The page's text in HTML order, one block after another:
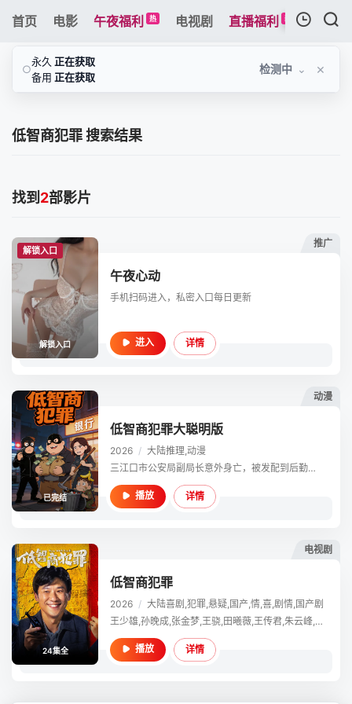
首页 电影 午夜福利 热 电视剧 直播福利 新 综艺
○
永久 正在获取
备用 正在获取
检测中 ⌄ ×
低智商犯罪 搜索结果
找到 2部影片
推广
解锁入口
解锁入口
午夜心动
手机扫码进入，私密入口每日更新
进入 详情
动漫
已完结
低智商犯罪大聪明版
2026 / 大陆推理,动漫
三江口市公安局副局长意外身亡，被发配到后勤多年的刑警张一昂临危受命查案，搭档新人女警李茜。这位人称“锦鲤神探”的佛系警官，破案不靠推理全凭运气，偏偏卷入了笨贼天团乌龙百出的犯罪计划，与心狠手辣却伪装成
播放 详情
电视剧
24集全
低智商犯罪
2026 / 大陆喜剧,犯罪,悬疑,国产,情,喜,剧情,国产剧
王少雄,孙晚成,张金梦,王骁,田曦薇,王传君,朱云峰,张瑞涵（男）,姜冠南,马旭东（男）,宋郁河,宝石Gem,雷佳音,扈耀之,张哲华,詹鑫,谭希和,任程伟,白志迪,赵达,闫佩伦,黄晓娟,王沛禄,徐冬冬,姚橹,周大勇,栾元晖,刘巴特尔,宗俊涛,鞠帛展,刘闯,宋熹,王正权,荣飞
播放 详情